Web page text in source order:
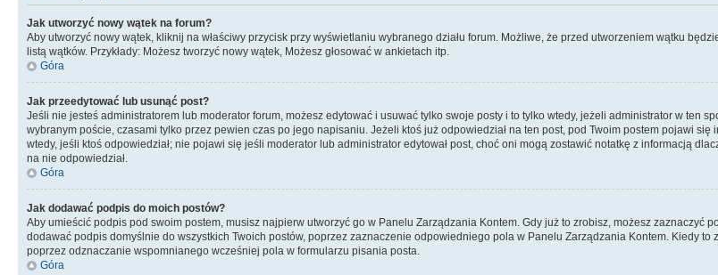
Jak utworzyć nowy wątek na forum?
Aby utworzyć nowy wątek, kliknij na właściwy przycisk przy wyświetlaniu wybranego działu forum. Możliwe, że przed utworzeniem wątku
listą wątków. Przykłady: Możesz tworzyć nowy wątek, Możesz głosować w ankietach itp.
Góra
Jak przeedytować lub usunąć post?
Jeśli nie jesteś administratorem lub moderator forum, możesz edytować i usuwać tylko swoje posty i to tylko wtedy, jeżeli administrator w ten
wybranym poście, czasami tylko przez pewien czas po jego napisaniu. Jeżeli ktoś już odpowiedział na ten post, pod Twoim postem pojawi
wtedy, jeśli ktoś odpowiedział; nie pojawi się jeśli moderator lub administrator edytował post, choć oni mogą zostawić notatkę z informacją
na nie odpowiedział.
Góra
Jak dodawać podpis do moich postów?
Aby umieścić podpis pod swoim postem, musisz najpierw utworzyć go w Panelu Zarządzania Kontem. Gdy już to zrobisz, możesz zaznaczyć
dodawać podpis domyślnie do wszystkich Twoich postów, poprzez zaznaczenie odpowiedniego pola w Panelu Zarządzania Kontem. Kiedy
poprzez odznaczanie wspomnianego wcześniej pola w formularzu pisania posta.
Góra